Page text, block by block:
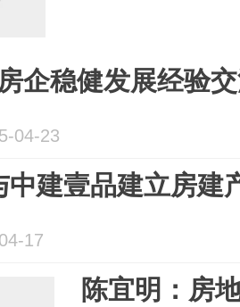
企稳健发展经验
04-23
中建壹品建立房建
17
陈宜明：房